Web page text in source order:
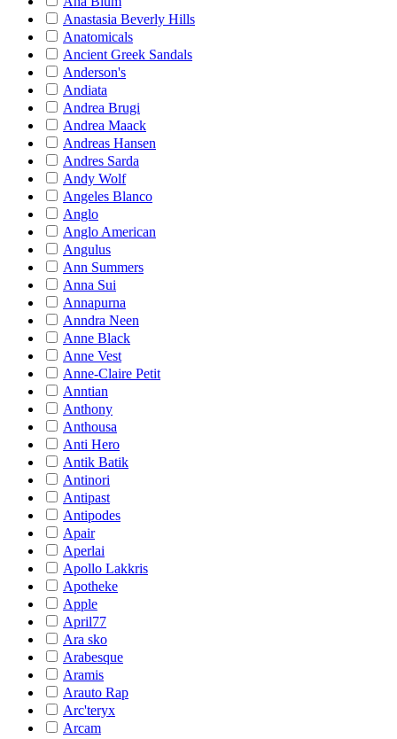
Anastasia Beverly Hills
Anatomicals
Ancient Greek Sandals
Anderson's
Andiata
Andrea Brugi
Andrea Maack
Andreas Hansen
Andres Sarda
Andy Wolf
Angeles Blanco
Anglo
Anglo American
Angulus
Ann Summers
Anna Sui
Annapurna
Anndra Neen
Anne Black
Anne Vest
Anne-Claire Petit
Anntian
Anthony
Anthousa
Anti Hero
Antik Batik
Antinori
Antipast
Antipodes
Apair
Aperlai
Apollo Lakkris
Apotheke
Apple
April77
Ara sko
Arabesque
Aramis
Arauto Rap
Arc'teryx
Arcam